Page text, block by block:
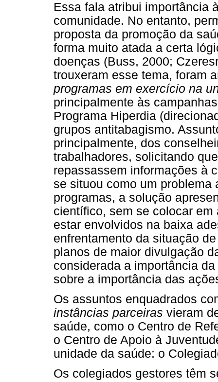
Essa fala atribui importância
comunidade. No entanto,
proposta da promoção da
forma muito atada a certa
doenças (Buss, 2000;
trouxeram esse tema, foram
programas em exercício na
principalmente às
Programa Hiperdia
grupos antitabagismo.
principalmente, dos
trabalhadores, solicitando
repassassem informações à
se situou como um problema
programas, a solução
científico, sem se colocar
estar envolvidos na baixa
enfrentamento da situação
planos de maior divulgação
considerada a importância
sobre a importância das
Os assuntos enquadrados
instâncias parceiras vieram
saúde, como o Centro de
o Centro de Apoio à
unidade da saúde: o
Os colegiados gestores têm